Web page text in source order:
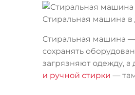
Стиральная машина
Стиральная машина —
сохранять
загрязняют одежду, а
и ручной стирки —